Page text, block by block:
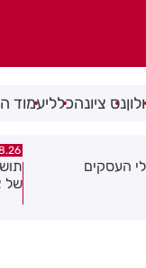
נס ציונהכלליעמוד
לאונס אלים